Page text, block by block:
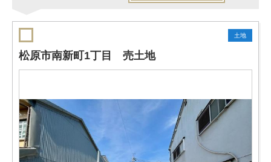
土地
松原市南新町1丁目 売土地